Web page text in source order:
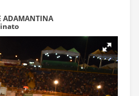
ADAMANTINA